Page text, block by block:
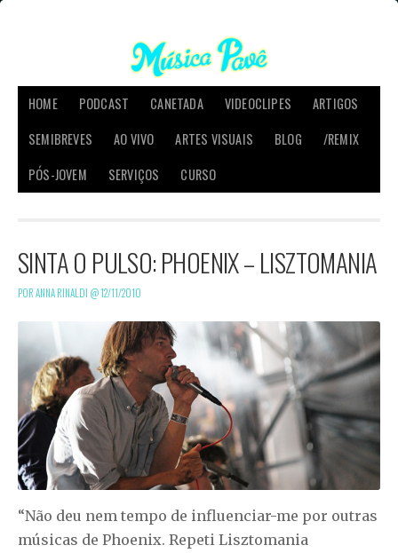
HOME PODCAST CANETADA VIDEOCLIPES
ARTIGOS
SEMIBREVES
AO VIVO ARTES VISUAIS BLOG
/REMIX
PÓS-JOVEM
SERVIÇOS CURSO
SINTA O PULSO: PHOENIX – LISZTOMANIA
POR ANNA RINALDI @12/11/2010
“Não deu nem tempo de influenciar-me por outras
músicas de Phoenix. Repeti Lisztomania